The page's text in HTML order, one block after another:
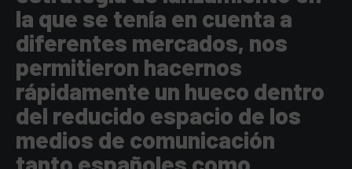
la que se tenía en cuenta a
diferentes mercados, nos
permitieron hacernos
rápidamente un hueco dentro
del reducido espacio de los
medios de comunicación